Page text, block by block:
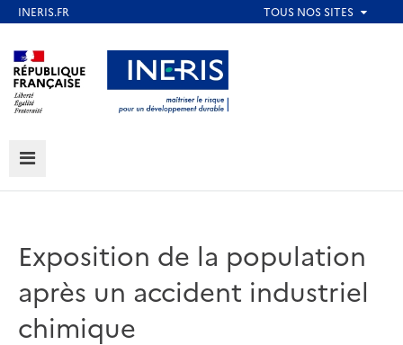
au
contenu
principal
Aller au contenu Aller au menu
Aller au pied de page
MENU
Exposition de la population
après un accident industriel
chimique